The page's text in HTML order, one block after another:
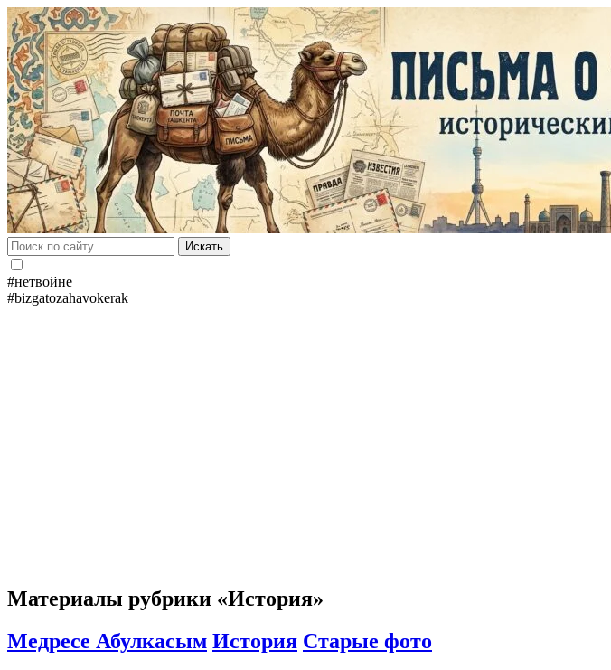
Искать
#нетвойне
#bizgatozahavokerak
Материалы рубрики «История»
Медресе Абулкасым История Старые фото